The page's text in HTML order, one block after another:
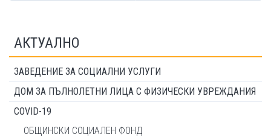
АКТУАЛНО
ЗАВЕДЕНИЕ ЗА СОЦИАЛНИ УСЛУГИ
ДОМ ЗА ПЪЛНОЛЕТНИ ЛИЦА С ФИЗИЧЕСКИ УВРЕЖДАНИЯ
COVID-19
ОБЩИНСКИ СОЦИАЛЕН ФОНД